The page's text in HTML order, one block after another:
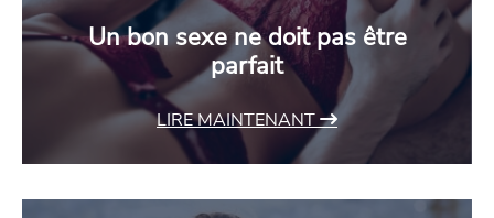
Un bon sexe ne doit pas être
parfait
LIRE MAINTENANT